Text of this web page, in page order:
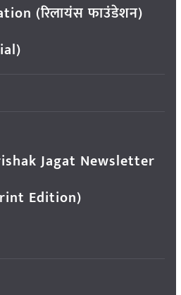
(रिलायंस फाउंडेशन)
Jagat Newsletter
Edition)